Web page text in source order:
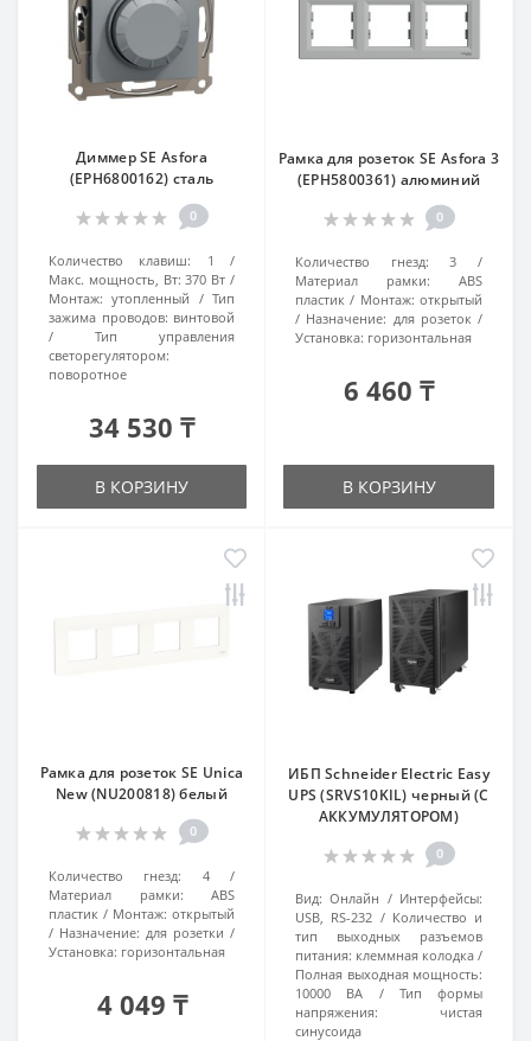
Диммер SE Asfora
(EPH6800162) сталь
0
Количество клавиш:
1
Макс. мощность, Вт: 370 Вт
Монтаж: утопленный
Тип
зажима проводов: винтовой
Тип управления
светорегулятором:
поворотное
34 530 ₸
В КОРЗИНУ
Рамка для розеток SE Asfora 3
(EPH5800361) алюминий
0
Количество гнезд:
3
Материал рамки:
ABS
пластик
Монтаж: открытый
Назначение: для розеток
Установка: горизонтальная
6 460 ₸
В КОРЗИНУ
Рамка для розеток SE Unica
New (NU200818) белый
0
Количество гнезд:
4
Материал рамки:
ABS
пластик
Монтаж: открытый
Назначение: для розетки
Установка: горизонтальная
4 049 ₸
ИБП Schneider Electric Easy
UPS (SRVS10KIL) черный (С
АККУМУЛЯТОРОМ)
0
Вид: Онлайн
Интерфейсы:
USB, RS-232
Количество и
тип выходных разъемов
питания: клеммная колодка
Полная выходная мощность:
10000 ВА
Тип формы
напряжения:
чистая
синусоида